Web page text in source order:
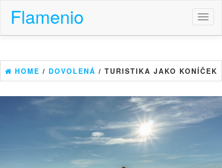
Flamenio
HOME / DOVOLENÁ / TURISTIKA JAKO KONÍČEK